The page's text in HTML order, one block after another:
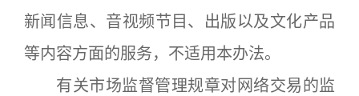
新闻信息、音视频节目、出版以及文化产品
等内容方面的服务，不适用本办法。
有关市场监督管理规章对网络交易的监